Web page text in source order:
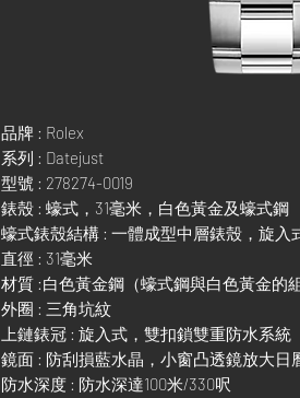
品牌 : Rolex
系列 : Datejust
型號 : 278274-0019
錶殼 : 蠔式，31毫米，白色黃金及蠔式鋼
蠔式錶殼結構 : 一體成型中層錶殼，旋入
直徑 : 31毫米
材質 :白色黃金鋼（蠔式鋼與白色黃金的組
外圈 : 三角坑紋
上鏈錶冠 : 旋入式，雙扣鎖雙重防水系統
鏡面 : 防刮損藍水晶，小窗凸透鏡放大日
防水深度 : 防水深達100米/330呎